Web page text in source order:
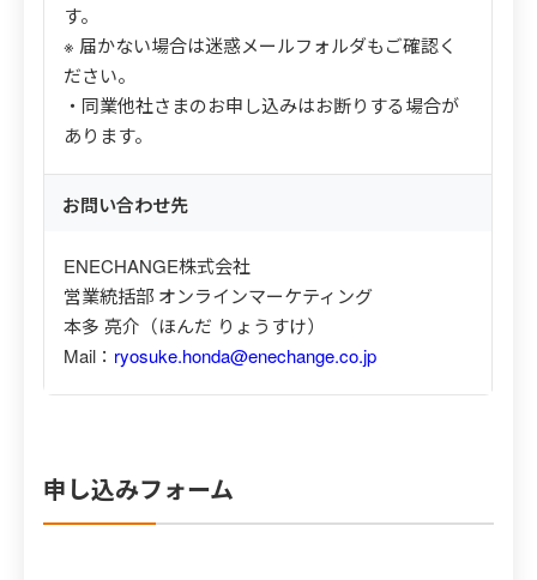
す。
※ 届かない場合は迷惑メールフォルダもご確認く
ださい。
・同業他社さまのお申し込みはお断りする場合が
あります。
お問い合わせ先
ENECHANGE株式会社
営業統括部 オンラインマーケティング
本多 亮介（ほんだ りょうすけ）
Mail： ryosuke.honda@enechange.co.jp
申し込みフォーム